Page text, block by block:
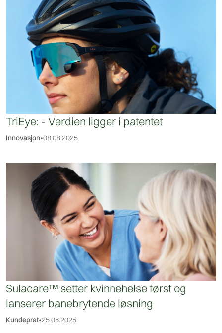
TriEye: - Verdien ligger i patentet
Innovasjon•08.08.2025
Sulacare™ setter kvinnehelse først og
lanserer banebrytende løsning
Kundeprat•25.06.2025